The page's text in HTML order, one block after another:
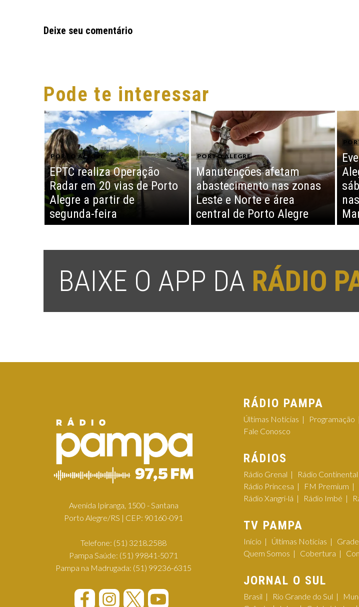
Deixe seu comentário
Pode te interessar
PORTO ALEGRE
EPTC realiza Operação
Radar em 20 vias de Porto
Alegre a partir de
segunda-feira
PORTO ALEGRE
Manutenções afetam
abastecimento nas zonas
Leste e Norte e área
central de Porto Alegre
BAIXE O APP DA RÁDIO
Avenida Ipiranga, 1500 - Santana
Porto Alegre/RS | CEP: 90160-091
Telefone: (51) 3218.2588
Pampa Saúde: (51) 99841-5071
Pampa na Madrugada: (51) 99236-6315
RÁDIO PAMPA
Últimas Notícias Programação
Fale Conosco
RÁDIOS
Rádio Grenal Rádio Continental
Rádio Princesa
FM Premium
Rádio Xangri-lá
Rádio Imbé
TV PAMPA
Início Últimas Notícias
Quem Somos
Cobertura
JORNAL O SUL
Brasil Rio Grande do Sul